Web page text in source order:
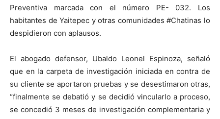
Preventiva marcada con el número PE- 032. Los
habitantes de Yaitepec y otras comunidades #Chatinas lo
despidieron con aplausos.
El abogado defensor, Ubaldo Leonel Espinoza, señaló
que en la carpeta de investigación iniciada en contra de
su cliente se aportaron pruebas y se desestimaron otras,
“finalmente se debatió y se decidió vincularlo a proceso,
se concedió 3 meses de investigación complementaria y